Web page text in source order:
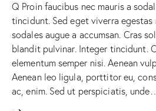
Q Proin faucibus nec mauris a
tincidunt. Sed eget viverra egestas
sodales augue a accumsan. Cras
blandit pulvinar. Integer tincidunt.
elementum semper nisi. Aenean
Aenean leo ligula, porttitor eu,
ac, enim. Sed ut perspiciatis,